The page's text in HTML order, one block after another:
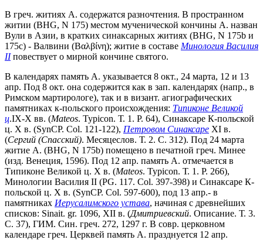
В греч. житиях А. содержатся разночтения. В пространном
житии (BHG, N 175) местом мученической кончины А. назван
Вули в Азии, в кратких синаксарных житиях (BHG, N 175b и
175с) - Валвини (Βαλβίνη); житие в составе Минология Василия
IIповествует о мирной кончине святого.
В календарях память А. указывается 8 окт., 24 марта, 12 и 13
апр. Под 8 окт. она содержится как в зап. календарях (напр., в
Римском мартирологе), так и в визант. агиографических
памятниках к-польского происхождения: Типиконе Великой
ц.IX-X вв. (Mateos. Typicon. Т. 1. P. 64), Синаксаре К-польской
ц. X в. (SynCP. Col. 121-122), Петровом Синаксаре XI в.
(Сергий (Спасский). Месяцеслов. Т. 2. С. 312). Под 24 марта
житие А. (BHG, N 175b) помещено в печатной греч. Минее
(изд. Венеция, 1596). Под 12 апр. память А. отмечается в
Типиконе Великой ц. X в. (Mateos. Typicon. Т. 1. P. 266),
Минологии Василия II (PG. 117. Col. 397-398) и Синаксаре К-
польской ц. X в. (SynCP. Col. 597-600), под 13 апр.- в
памятниках Иерусалимского устава, начиная с древнейших
списков: Sinait. gr. 1096, XII в. (Дмитриевский. Описание. Т. 3.
С. 37), ГИМ. Син. греч. 272, 1297 г. В совр. церковном
календаре греч. Церквей память А. празднуется 12 апр.